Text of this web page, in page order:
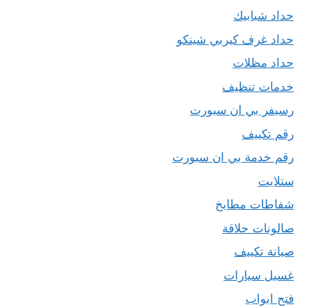
حداد شبابيك
حداد غرف كيربي شينكو
حداد مظلات
خدمات تنظيف
رسيفر بي ان سبورت
رقم تكييف
رقم خدمة بي ان سبورت
ستلايت
شفاطات مطابخ
صالونات حلاقة
صيانة تكييف
غسيل سيارات
فتح ابواب